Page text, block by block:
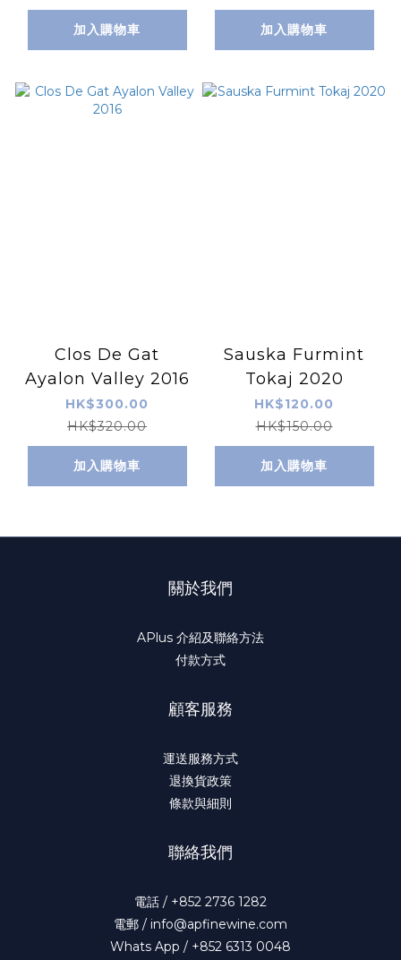
加入購物車 加入購物車
Clos De Gat
Ayalon Valley 2016
HK$300.00
HK$320.00
加入購物車
Sauska Furmint
Tokaj 2020
HK$120.00
HK$150.00
加入購物車
關於我們
APlus 介紹及聯絡方法
付款方式
顧客服務
運送服務方式
退換貨政策
條款與細則
聯絡我們
電話 / +852 2736 1282
電郵 / info@apfinewine.com
Whats App / +852 6313 0048